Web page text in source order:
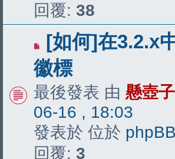
回覆: 38
有
新
文
章
[如何]在3.2.x
徽標
最後發表 由 懸壺子
06-16 , 18:03
發表於 位於
回覆: 3